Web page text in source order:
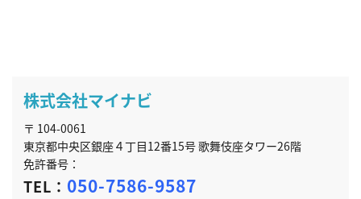
株式会社マイナビ
〒 104-0061
東京都中央区銀座４丁目12番15号 歌舞伎座タワー26階
免許番号：
TEL： 050-7586-9587